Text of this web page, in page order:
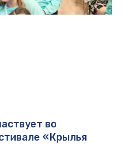
во
«Крылья